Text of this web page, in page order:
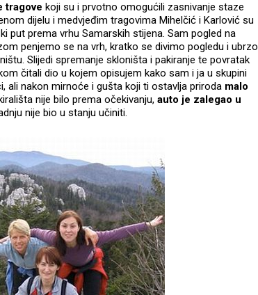
tragove koji su i prvotno omogućili zasnivanje staze
dijelu i medvjeđim tragovima Mihelčić i Karlović su
put prema vrhu Samarskih stijena. Sam pogled na
penjemo se na vrh, kratko se divimo pogledu i ubrzo
Slijedi spremanje skloništa i pakiranje te povratak
čitali dio u kojem opisujem kako sam i ja u skupini
ali nakon mirnoće i gušta koji ti ostavlja priroda malo
nije bilo prema očekivanju, auto je zalegao u
nije bio u stanju učiniti.